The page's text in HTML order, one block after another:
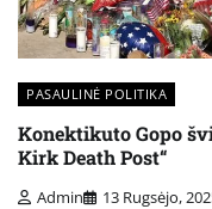
PASAULINĖ POLITIKA
Konektikuto Gopo
Kirk Death Post“
Admin 13 Rugsėjo,